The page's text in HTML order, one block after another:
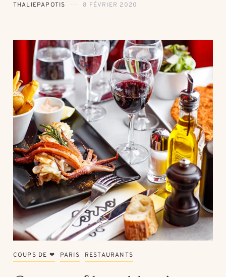
THALIEPAPOTIS 8 FÉVRIER 2020
COUPS DE ❤ PARIS RESTAURANTS